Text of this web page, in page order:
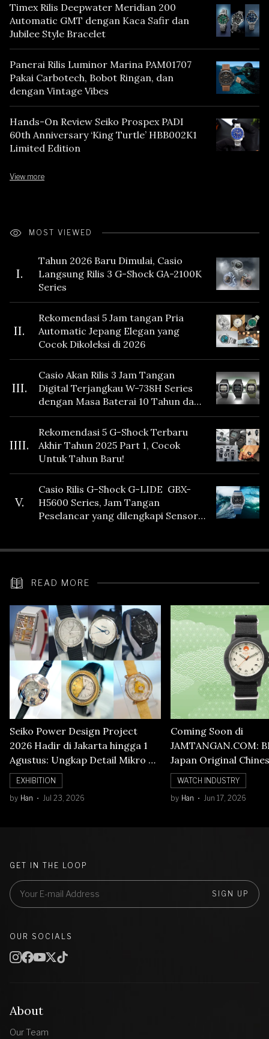
Timex Rilis Deepwater Meridian 200
Automatic GMT dengan Kaca Safir dan
Jubilee Style Bracelet
Panerai Rilis Luminor Marina PAM01707
Pakai Carbotech, Bobot Ringan, dan
dengan Vintage Vibes
Hands-On Review Seiko Prospex PADI
60th Anniversary ‘King Turtle’ HBB002K1
Limited Edition
View more
MOST VIEWED
I.
Tahun 2026 Baru Dimulai, Casio
Langsung Rilis 3 G-Shock GA-2100K
Series
II.
Rekomendasi 5 Jam tangan Pria
Automatic Jepang Elegan yang
Cocok Dikoleksi di 2026
III.
Casio Akan Rilis 3 Jam Tangan
Digital Terjangkau W-738H Series
dengan Masa Baterai 10 Tahun dan
Fitur Vibration
IIII.
Rekomendasi 5 G-Shock Terbaru
Akhir Tahun 2025 Part 1, Cocok
Untuk Tahun Baru!
V.
Casio Rilis G-Shock G-LIDE GBX-
H5600 Series, Jam Tangan
Peselancar yang dilengkapi Sensor
READ MORE
Seiko Power Design Project
2026 Hadir di Jakarta hingga 1
Agustus: Ungkap Detail Mikro di
Balik Seni Watchmaking
EXHIBITION
by Han Jul 23, 2026
Coming Soon di
JAMTANGAN.COM:
Japan Original
Numerals Watch
WATCH INDUSTRY
by Han Jun 17, 2026
About
Our Team
GET IN THE LOOP
SIGN UP
OUR SOCIALS